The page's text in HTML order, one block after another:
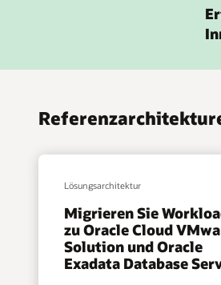
Lösungsarchitektur
Migrieren Sie
zu Oracle Cloud
Solution und Oracle
Exadata Database